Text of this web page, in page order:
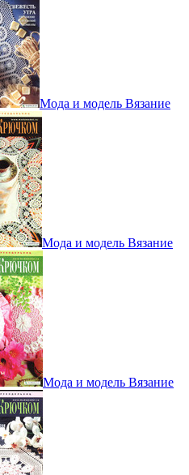
Мода и модель Вязание
Мода и модель Вязание
Мода и модель Вязание